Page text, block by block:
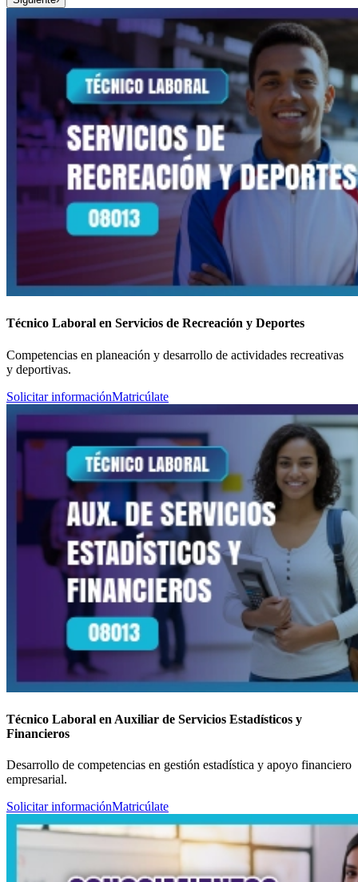
Técnico Laboral en Servicios de Recreación y Deportes
Competencias en planeación y desarrollo de actividades recreativas
y deportivas.
Solicitar informaciónMatricúlate
Técnico Laboral en Auxiliar de Servicios Estadísticos y
Financieros
Desarrollo de competencias en gestión estadística y apoyo financiero
empresarial.
Solicitar informaciónMatricúlate